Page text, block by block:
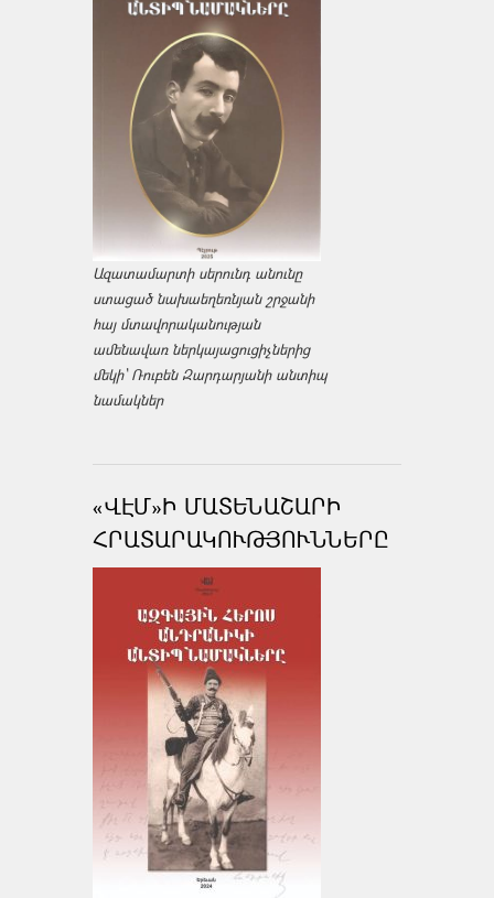
Ազատամարտի սերունդ անունը
ստացած նախաեղեռնյան շրջանի
հայ մտավորականության
ամենավառ ներկայացուցիչներից
մեկի՝ Ռուբեն Զարդարյանի անտիպ
նամակներ
«ՎԷՄ»Ի ՄԱՏԵՆԱՇԱՐԻ
ՀՐԱՏԱՐԱԿՈՒԹՅՈՒՆՆԵՐԸ